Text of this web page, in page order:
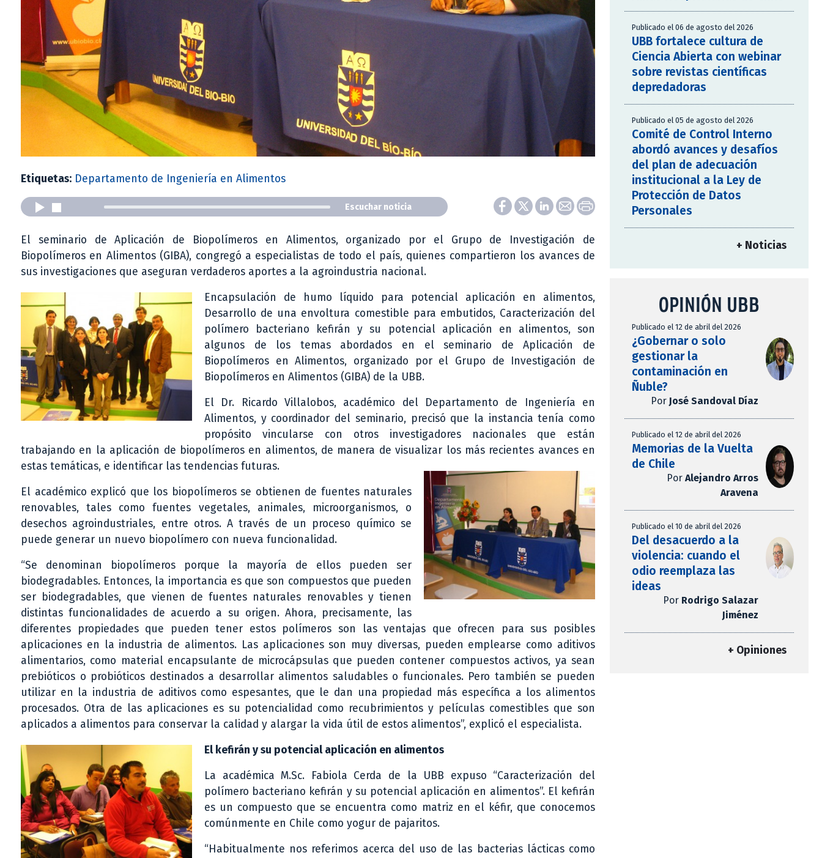
Etiquetas: Departamento de Ingeniería en Alimentos
Escuchar noticia
El seminario de Aplicación de Biopolímeros en Alimentos, organizado por el Grupo de Investigación de
Biopolímeros en Alimentos (GIBA), congregó a especialistas de todo el país, quienes compartieron los avances de
sus investigaciones que aseguran verdaderos aportes a la agroindustria nacional.
Encapsulación de humo líquido para potencial aplicación en alimentos,
Desarrollo de una envoltura comestible para embutidos, Caracterización del
polímero bacteriano kefirán y su potencial aplicación en alimentos, son
algunos de los temas abordados en el seminario de Aplicación de
Biopolímeros en Alimentos, organizado por el Grupo de Investigación de
Biopolímeros en Alimentos (GIBA) de la UBB.
El Dr. Ricardo Villalobos, académico del Departamento de Ingeniería en
Alimentos, y coordinador del seminario, precisó que la instancia tenía como
propósito vincularse con otros investigadores nacionales que están
trabajando en la aplicación de biopolímeros en alimentos, de manera de visualizar los más recientes avances en
estas temáticas, e identificar las tendencias futuras.
El académico explicó que los biopolímeros se obtienen de fuentes naturales
renovables, tales como fuentes vegetales, animales, microorganismos, o
desechos agroindustriales, entre otros. A través de un proceso químico se
puede generar un nuevo biopolímero con nueva funcionalidad.
“Se denominan biopolímeros porque la mayoría de ellos pueden ser
biodegradables. Entonces, la importancia es que son compuestos que pueden
ser biodegradables, que vienen de fuentes naturales renovables y tienen
distintas funcionalidades de acuerdo a su origen. Ahora, precisamente, las
diferentes propiedades que pueden tener estos polímeros son las ventajas que ofrecen para sus posibles
aplicaciones en la industria de alimentos. Las aplicaciones son muy diversas, pueden emplearse como aditivos
alimentarios, como material encapsulante de microcápsulas que pueden contener compuestos activos, ya sean
prebióticos o probióticos destinados a desarrollar alimentos saludables o funcionales. Pero también se pueden
utilizar en la industria de aditivos como espesantes, que le dan una propiedad más específica a los alimentos
procesados. Otra de las aplicaciones es su potencialidad como recubrimientos y películas comestibles que son
aplicados a alimentos para conservar la calidad y alargar la vida útil de estos alimentos”, explicó el especialista.
El kefirán y su potencial aplicación en alimentos
La académica M.Sc. Fabiola Cerda de la UBB expuso “Caracterización del
polímero bacteriano kefirán y su potencial aplicación en alimentos”. El kefirán
es un compuesto que se encuentra como matriz en el kéfir, que conocemos
comúnmente en Chile como yogur de pajaritos.
“Habitualmente nos referimos acerca del uso de las bacterias lácticas como
Publicado el 06 de agosto del 2026
UBB fortalece cultura de
Ciencia Abierta con webinar
sobre revistas científicas
depredadoras
Publicado el 05 de agosto del 2026
Comité de Control Interno
abordó avances y desafíos
del plan de adecuación
institucional a la Ley de
Protección de Datos
Personales
+ Noticias
OPINIÓN UBB
Publicado el 12 de abril del 2026
¿Gobernar o solo
gestionar la
contaminación en
Ñuble?
Por José Sandoval Díaz
Publicado el 12 de abril del 2026
Memorias de la Vuelta
de Chile
Por Alejandro Arros
Aravena
Publicado el 10 de abril del 2026
Del desacuerdo a la
violencia: cuando el
odio reemplaza las
ideas
Por Rodrigo Salazar
Jiménez
+ Opiniones